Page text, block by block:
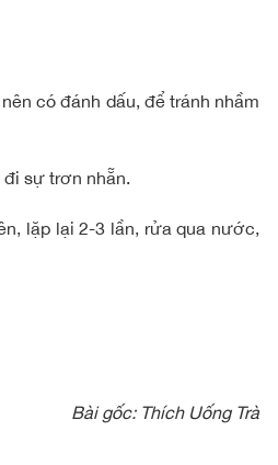
có đánh dấu, để tránh nhầm
đi sự trơn nhẵn.
lặp lại 2-3 lần, rửa qua nước,
Bài gốc: Thích Uống Trà